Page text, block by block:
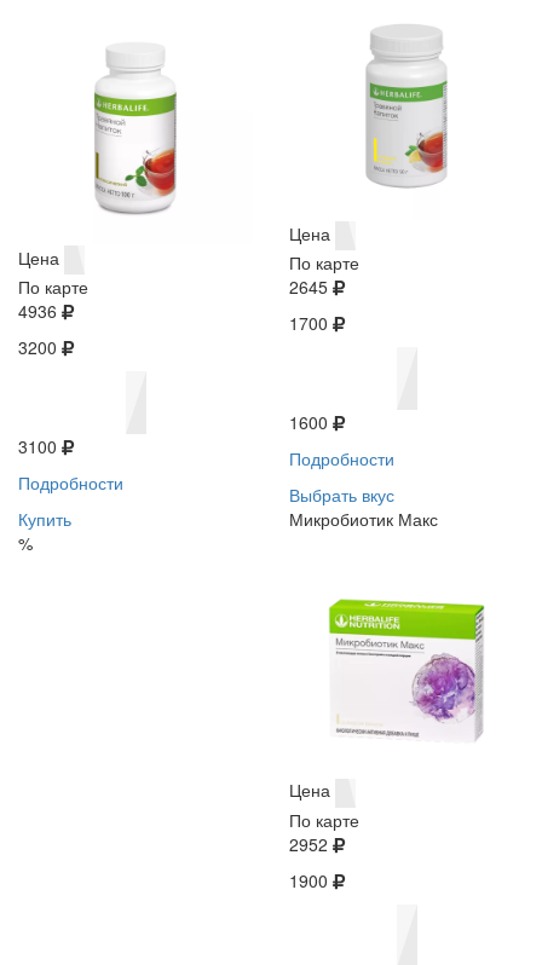
Цена
По карте
4936
3200
3100
Подробности
Купить
%
Цена
По карте
2645
1700
1600
Подробности
Выбрать вкус
Микробиотик Макс
Цена
По карте
2952
1900